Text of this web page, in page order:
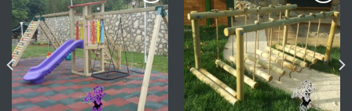
Favorilere
Ekle
Favorilere
Ekle